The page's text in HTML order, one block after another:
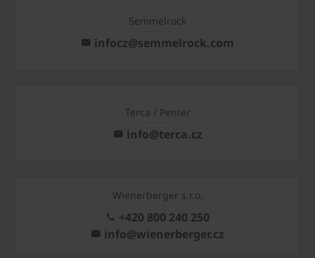
Semmelrock
infocz@semmelrock.com
Terca / Penter
info@terca.cz
Wienerberger s.r.o.
+420 800 240 250
info@wienerberger.cz